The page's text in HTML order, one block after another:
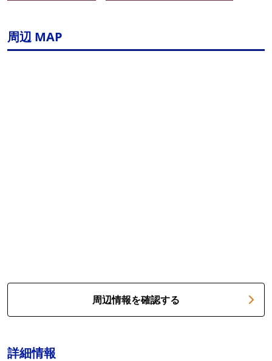
周辺 MAP
周辺情報を確認する
詳細情報